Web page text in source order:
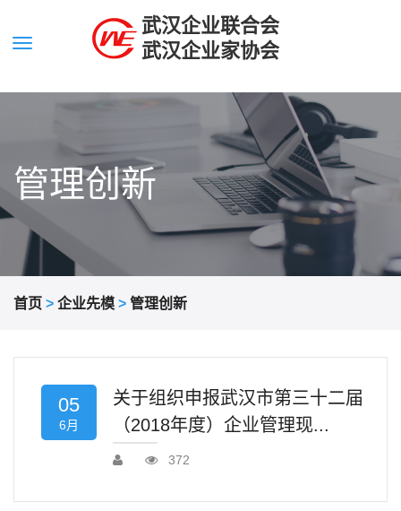
武汉企业联合会
武汉企业家协会
管理创新
首页 > 企业先模 > 管理创新
05
6月
关于组织申报武汉市第三十二届
（2018年度）企业管理现...
372